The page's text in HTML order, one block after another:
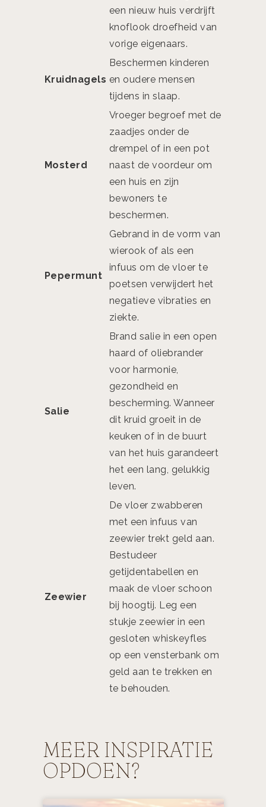
een nieuw huis verdrijft
knoflook droefheid van
vorige eigenaars.
Kruidnagels
Beschermen kinderen
en oudere mensen
tijdens in slaap.
Mosterd
Vroeger begroef met de
zaadjes onder de
drempel of in een pot
naast de voordeur om
een huis en zijn
bewoners te
beschermen.
Pepermunt
Gebrand in de vorm van
wierook of als een
infuus om de vloer te
poetsen verwijdert het
negatieve vibraties en
ziekte.
Salie
Brand salie in een open
haard of oliebrander
voor harmonie,
gezondheid en
bescherming. Wanneer
dit kruid groeit in de
keuken of in de buurt
van het huis garandeert
het een lang, gelukkig
leven.
Zeewier
De vloer zwabberen
met een infuus van
zeewier trekt geld aan.
Bestudeer
getijdentabellen en
maak de vloer schoon
bij hoogtij. Leg een
stukje zeewier in een
gesloten whiskeyfles
op een vensterbank om
geld aan te trekken en
te behouden.
MEER INSPIRATIE
OPDOEN?